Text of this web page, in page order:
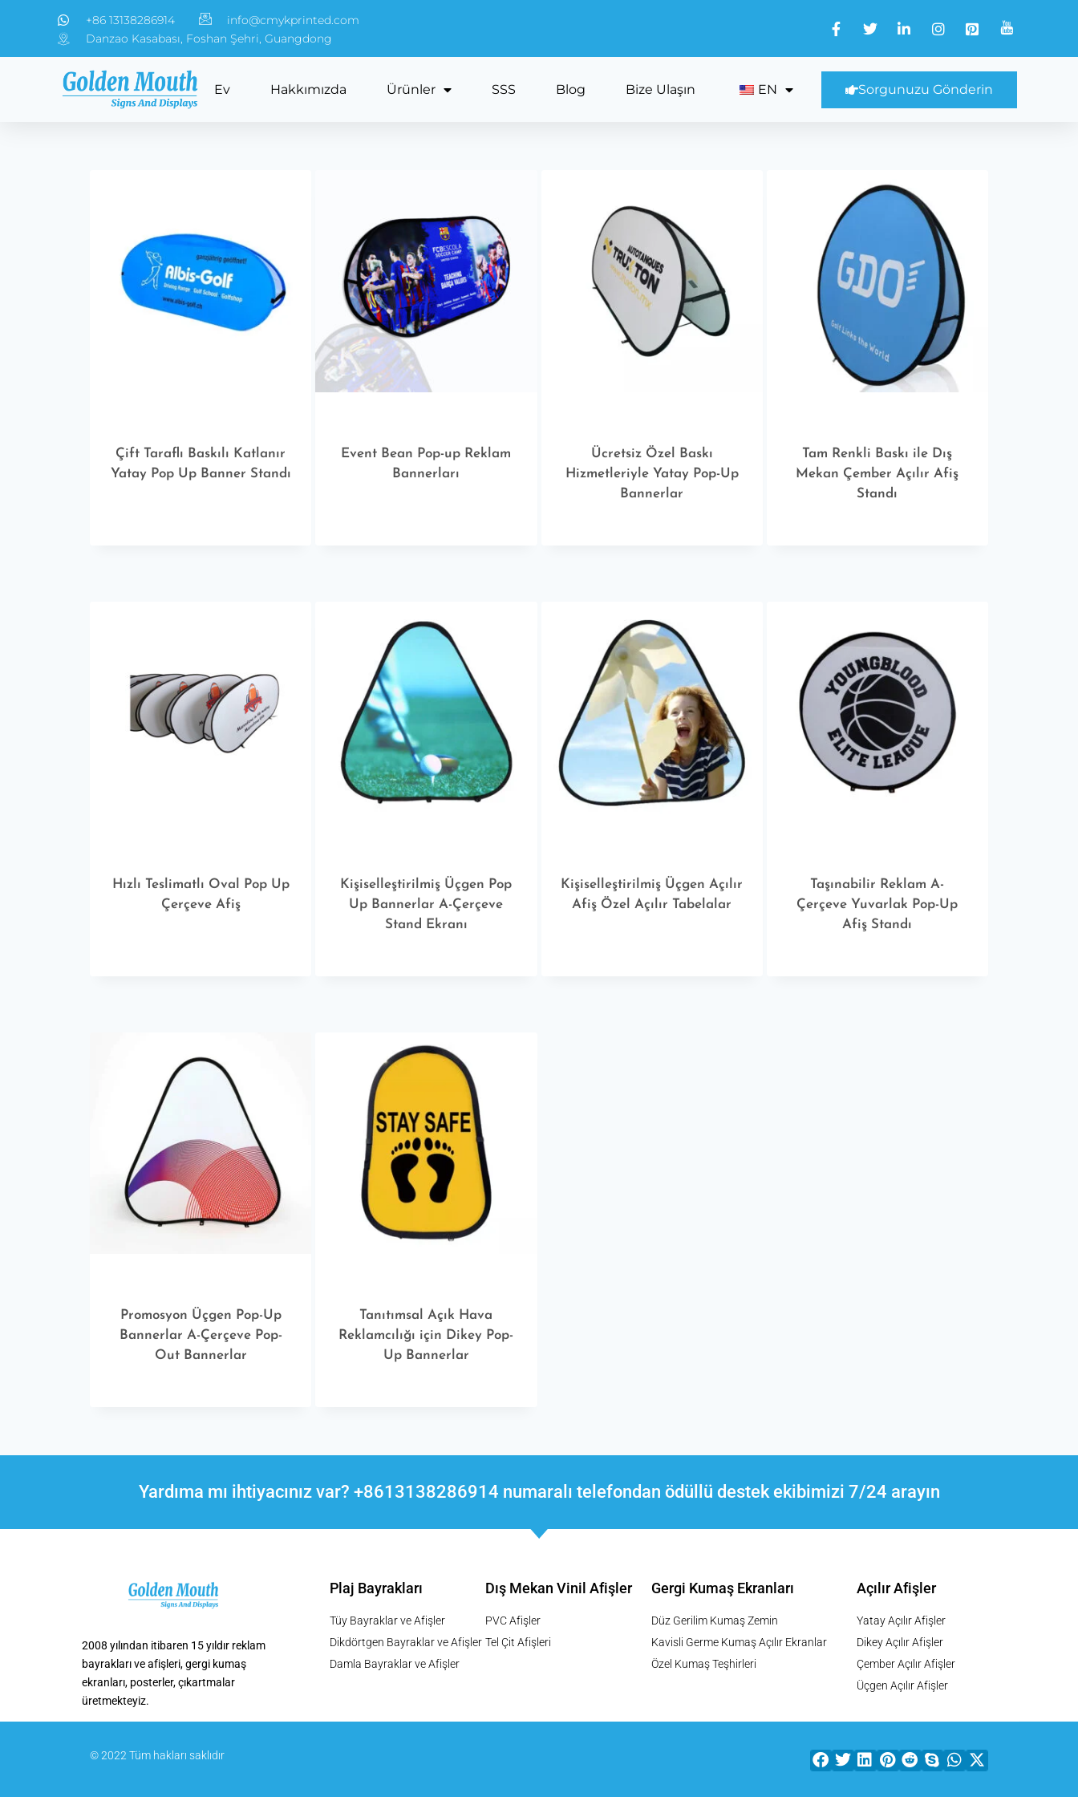
+86 13138286914
info@cmykprinted.com
Danzao Kasabası, Foshan Şehri, Guangdong
Ev Hakkımızda Ürünler SSS Blog Bize Ulaşın EN Sorgunuzu Gönderin
Çift Taraflı Baskılı Katlanır
Yatay Pop Up Banner Standı
Event Bean Pop-up Reklam
Bannerları
Ücretsiz Özel Baskı
Hizmetleriyle Yatay Pop-Up
Bannerlar
Tam Renkli Baskı ile Dış
Mekan Çember Açılır Afiş
Standı
Hızlı Teslimatlı Oval Pop Up
Çerçeve Afiş
Kişiselleştirilmiş Üçgen Pop
Up Bannerlar A-Çerçeve
Stand Ekranı
Kişiselleştirilmiş Üçgen Açılır
Afiş Özel Açılır Tabelalar
Taşınabilir Reklam A-
Çerçeve Yuvarlak Pop-Up
Afiş Standı
Promosyon Üçgen Pop-Up
Bannerlar A-Çerçeve Pop-
Out Bannerlar
Tanıtımsal Açık Hava
Reklamcılığı için Dikey Pop-
Up Bannerlar
Yardıma mı ihtiyacınız var? +8613138286914 numaralı telefondan ödüllü destek ekibimizi 7/24 arayın
2008 yılından itibaren 15 yıldır reklam
bayrakları ve afişleri, gergi kumaş
ekranları, posterler, çıkartmalar
üretmekteyiz.
Plaj Bayrakları
Tüy Bayraklar ve Afişler
Dikdörtgen Bayraklar ve Afişler
Damla Bayraklar ve Afişler
Dış Mekan Vinil Afişler
PVC Afişler
Tel Çit Afişleri
Gergi Kumaş Ekranları
Düz Gerilim Kumaş Zemin
Kavisli Germe Kumaş Açılır Ekranlar
Özel Kumaş Teşhirleri
Açılır Afişler
Yatay Açılır Afişler
Dikey Açılır Afişler
Çember Açılır Afişler
Üçgen Açılır Afişler
© 2022 Tüm hakları saklıdır